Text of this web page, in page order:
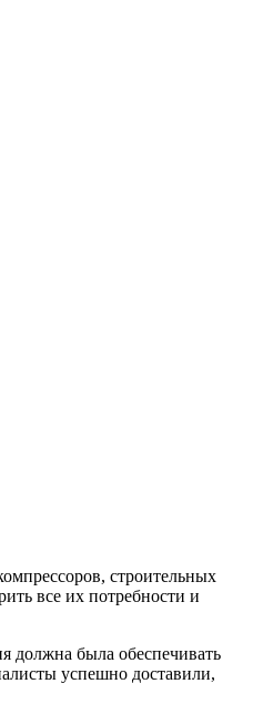
строительных
все их потребности и
должна была обеспечивать
успешно доставили,